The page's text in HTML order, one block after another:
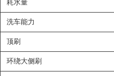
耗水量
洗车能力
顶刷
环绕大侧刷